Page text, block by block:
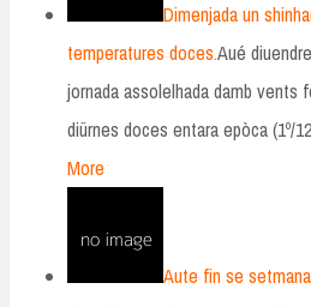
Dimenjada un
temperatures doces.Aué
jornada assolelhada damb vents
diürnes doces entara epòca (1º/
More
Aute fin se